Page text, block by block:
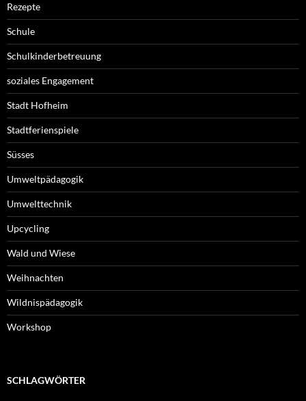
Rezepte
Schule
Schulkinderbetreuung
soziales Engagement
Stadt Hofheim
Stadtferienspiele
Süsses
Umweltpädagogik
Umwelttechnik
Upcycling
Wald und Wiese
Weihnachten
Wildnispädagogik
Workshop
SCHLAGWÖRTER